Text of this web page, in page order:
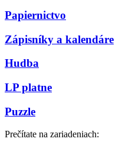
Papiernictvo
Zápisníky a kalendáre
Hudba
LP platne
Puzzle
Prečítate na zariadeniach: